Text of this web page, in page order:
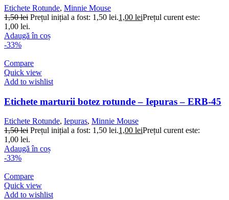
Etichete Rotunde, Minnie Mouse
1,50lei Prețul inițial a fost: 1,50 lei.1,00 leiPrețul curent este:
1,00 lei.
Adaugă în coș
-33%
Compare
Quick view
Add to wishlist
Etichete marturii botez rotunde – Iepuras – ERB-45
Etichete Rotunde, Iepuras, Minnie Mouse
1,50lei Prețul inițial a fost: 1,50 lei.1,00 leiPrețul curent este:
1,00 lei.
Adaugă în coș
-33%
Compare
Quick view
Add to wishlist